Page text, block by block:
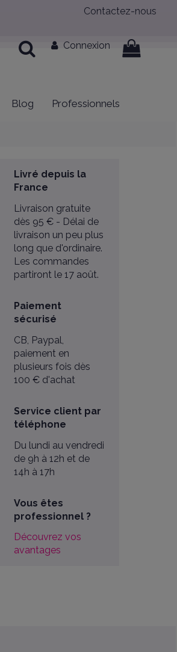
Contactez-nous
Connexion
Blog Professionnels
Livré depuis la
France
Livraison gratuite
dès 95 € - Délai de
livraison un peu plus
long que d'ordinaire.
Les commandes
partiront le 17 août.
Paiement
sécurisé
CB, Paypal,
paiement en
plusieurs fois dès
100 € d'achat
Service client par
téléphone
Du lundi au vendredi
de 9h à 12h et de
14h à 17h
Vous êtes
professionnel ?
Découvrez vos
avantages